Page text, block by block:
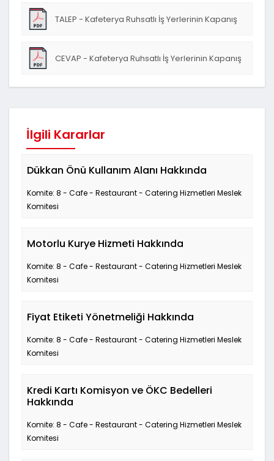
TALEP - Kafeterya Ruhsatlı İş Yerlerinin Kapanış
CEVAP - Kafeterya Ruhsatlı İş Yerlerinin Kapanış
İlgili Kararlar
Dükkan Önü Kullanım Alanı Hakkında
Komite: 8 - Cafe - Restaurant - Catering Hizmetleri Meslek
Komitesi
Motorlu Kurye Hizmeti Hakkında
Komite: 8 - Cafe - Restaurant - Catering Hizmetleri Meslek
Komitesi
Fiyat Etiketi Yönetmeliği Hakkında
Komite: 8 - Cafe - Restaurant - Catering Hizmetleri Meslek
Komitesi
Kredi Kartı Komisyon ve ÖKC Bedelleri
Hakkında
Komite: 8 - Cafe - Restaurant - Catering Hizmetleri Meslek
Komitesi